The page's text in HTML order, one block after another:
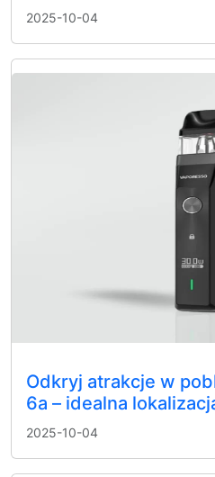
2025-10-04
Odkryj atrakcje w
6a – idealna
2025-10-04